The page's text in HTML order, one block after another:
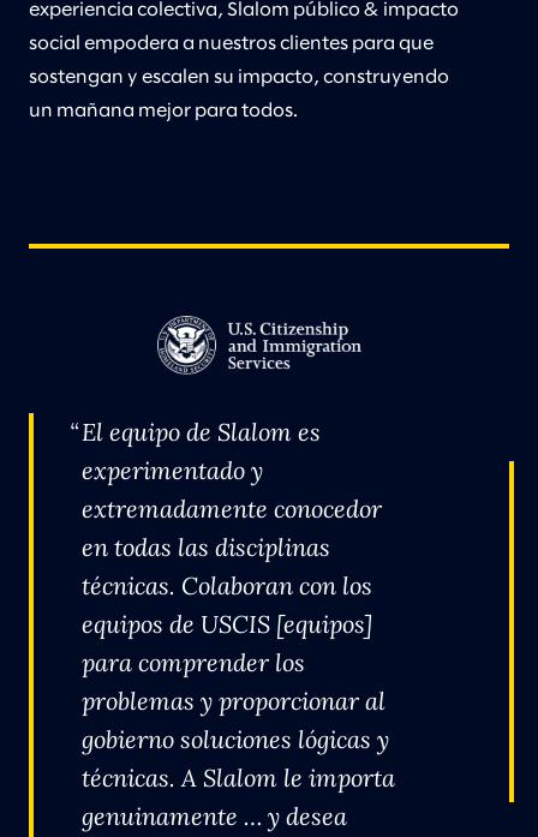
experiencia colectiva, Slalom público & impacto
social empodera a nuestros clientes para que
sostengan y escalen su impacto, construyendo
un mañana mejor para todos.
El equipo de Slalom es
experimentado y
extremadamente conocedor
en todas las disciplinas
técnicas. Colaboran con los
equipos de USCIS [equipos]
para comprender los
problemas y proporcionar al
gobierno soluciones lógicas y
técnicas. A Slalom le importa
genuinamente … y desea